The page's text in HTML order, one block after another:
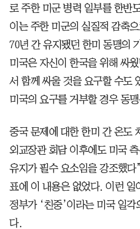
로 주한 미군 병력 일부를 한반
이는 주한 미군의 실질적 감축
70년 간 유지됐던 한미 동맹의
미국은 자신이 한국을 위해 싸
서 함께 싸울 것을 요구할 수도
미국의 요구를 거부할 경우 동
중국 문제에 대한 한미 간 온도
외교장관 회담 이후에도 미국
유지가 필수 요소임을 강조했
표에 이 내용은 없었다. 이런 일
정부가 ‘친중’이라는 미국 일
다.